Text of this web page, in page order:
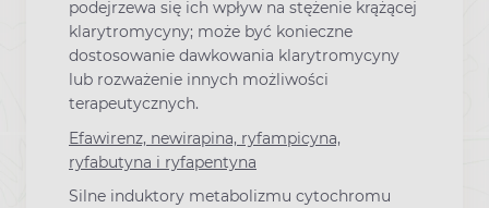
podejrzewa się ich wpływ na stężenie krążącej
klarytromycyny; może być konieczne
dostosowanie dawkowania klarytromycyny
lub rozważenie innych możliwości
terapeutycznych.
Efawirenz, newirapina, ryfampicyna,
ryfabutyna i ryfapentyna
Silne induktory metabolizmu cytochromu